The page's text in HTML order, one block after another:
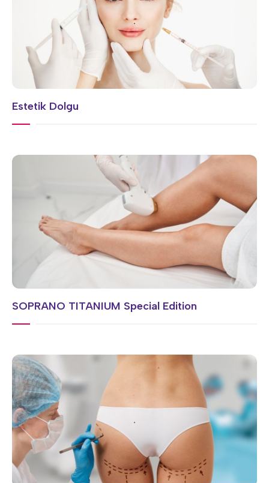
Estetik Dolgu
SOPRANO TITANIUM Special Edition